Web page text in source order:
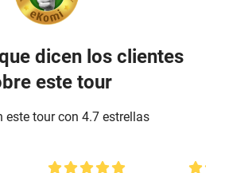
dicen los clientes
este tour
este tour con 4.7 estrellas